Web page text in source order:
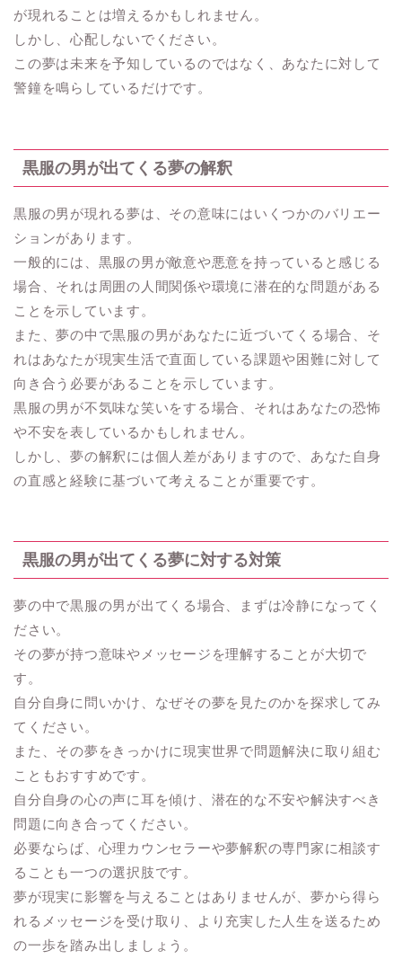
が現れることは増えるかもしれません。
しかし、心配しないでください。
この夢は未来を予知しているのではなく、あなたに対して
警鐘を鳴らしているだけです。
黒服の男が出てくる夢の解釈
黒服の男が現れる夢は、その意味にはいくつかのバリエー
ションがあります。
一般的には、黒服の男が敵意や悪意を持っていると感じる
場合、それは周囲の人間関係や環境に潜在的な問題がある
ことを示しています。
また、夢の中で黒服の男があなたに近づいてくる場合、そ
れはあなたが現実生活で直面している課題や困難に対して
向き合う必要があることを示しています。
黒服の男が不気味な笑いをする場合、それはあなたの恐怖
や不安を表しているかもしれません。
しかし、夢の解釈には個人差がありますので、あなた自身
の直感と経験に基づいて考えることが重要です。
黒服の男が出てくる夢に対する対策
夢の中で黒服の男が出てくる場合、まずは冷静になってく
ださい。
その夢が持つ意味やメッセージを理解することが大切で
す。
自分自身に問いかけ、なぜその夢を見たのかを探求してみ
てください。
また、その夢をきっかけに現実世界で問題解決に取り組む
こともおすすめです。
自分自身の心の声に耳を傾け、潜在的な不安や解決すべき
問題に向き合ってください。
必要ならば、心理カウンセラーや夢解釈の専門家に相談す
ることも一つの選択肢です。
夢が現実に影響を与えることはありませんが、夢から得ら
れるメッセージを受け取り、より充実した人生を送るため
の一歩を踏み出しましょう。